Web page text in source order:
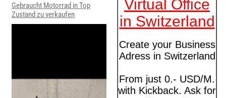
Gebraucht Motorrad in Top
Zustand zu verkaufen